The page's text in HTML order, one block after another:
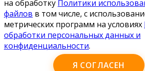
на обработку Политики
файлов в том числе, с
метрических программ на условиях
обработки персональных данных и
конфиденциальности.
Я СОГЛАСЕН